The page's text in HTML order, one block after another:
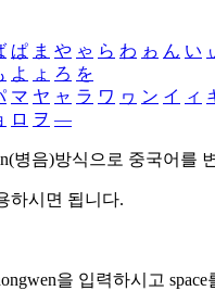
ぱ ま や ゃ ら わ ゎ ん い
よ ょ ろ を
マ ヤ ャ ラ ワ ヮ ン イ ィ
ロ ヲ ―
병음)방식으로 중국어를
하시면 됩니다.
을 입력하시고